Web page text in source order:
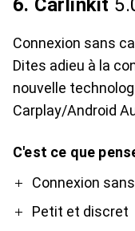
6. Carlinkit
Connexion sans
Dites adieu à la
nouvelle
Carplay/Android
C'est ce que
ProConnexion
Petit et discret
Contre